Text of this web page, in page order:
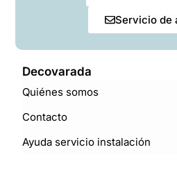
Servicio de
Decovarada
Quiénes somos
Contacto
Ayuda servicio instalación